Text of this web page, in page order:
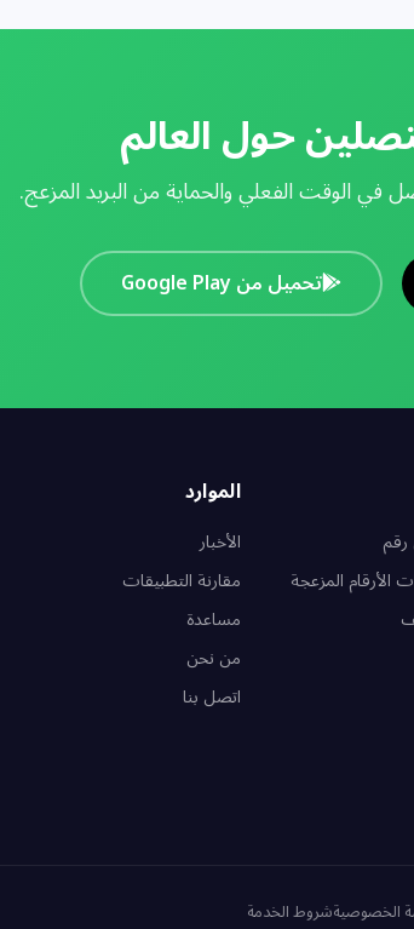
حول العالم
تحميل من Google Play
الأرقام المزعجة
الموارد
الأخبار
مقارنة التطبيقات
مساعدة
من نحن
اتصل بنا
الخصوصيةشروط الخدمة